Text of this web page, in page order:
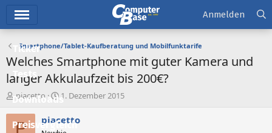
Ticker
Tests
Downloads
Preisvergleich
Anmelden
Smartphone/Tablet-Kaufberatung und Mobilfunktarife
Welches Smartphone mit guter Kamera und
langer Akkulaufzeit bis 200€?
E
r
s
t
piacetto
E
r
s
t
1. Dezember 2015
P piacetto